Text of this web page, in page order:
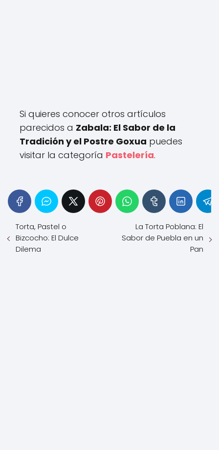
Si quieres conocer otros artículos
parecidos a Zabala: El Sabor de la
Tradición y el Postre Goxua puedes
visitar la categoría Pastelería.
Torta, Pastel o
Bizcocho: El Dulce
Dilema
La Torta Poblana: El
Sabor de Puebla en un
Pan